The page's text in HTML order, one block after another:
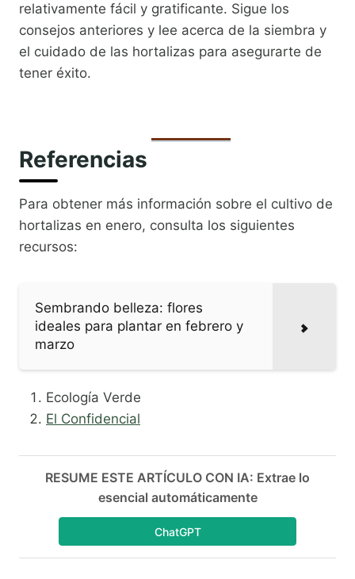
relativamente fácil y gratificante. Sigue los
consejos anteriores y lee acerca de la siembra y
el cuidado de las hortalizas para asegurarte de
tener éxito.
Referencias
Para obtener más información sobre el cultivo de
hortalizas en enero, consulta los siguientes
recursos:
Sembrando belleza: flores
ideales para plantar en febrero y
marzo
Ecología Verde
El Confidencial
RESUME ESTE ARTÍCULO CON IA: Extrae lo
esencial automáticamente
ChatGPT